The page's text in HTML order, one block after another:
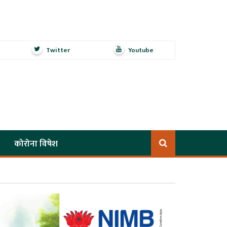
Twitter Youtube
कोरोना विषेश